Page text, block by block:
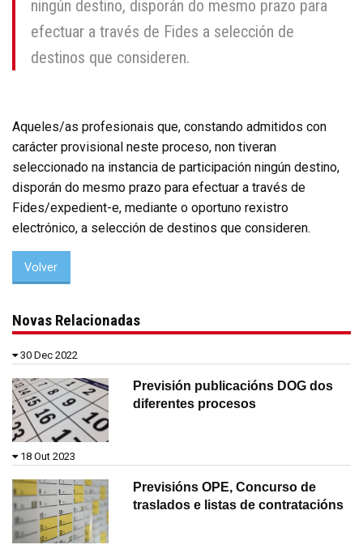
ningún destino, disporán do mesmo prazo para
efectuar a través de Fides a selección de
destinos que consideren.
Aqueles/as profesionais que, constando admitidos con
carácter provisional neste proceso, non tiveran
seleccionado na instancia de participación ningún destino,
disporán do mesmo prazo para efectuar a través de
Fides/expedient-e, mediante o oportuno rexistro
electrónico, a selección de destinos que consideren.
Volver
Novas Relacionadas
30 Dec 2022
Previsión publicacións DOG dos
diferentes procesos
18 Out 2023
Previsións OPE, Concurso de
traslados e listas de contratacións